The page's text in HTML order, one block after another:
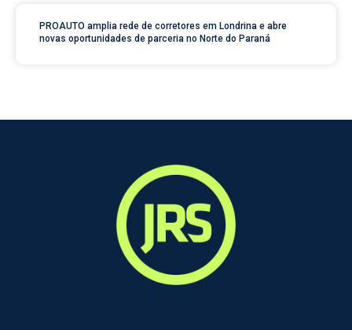
PROAUTO amplia rede de corretores em Londrina e abre
novas oportunidades de parceria no Norte do Paraná